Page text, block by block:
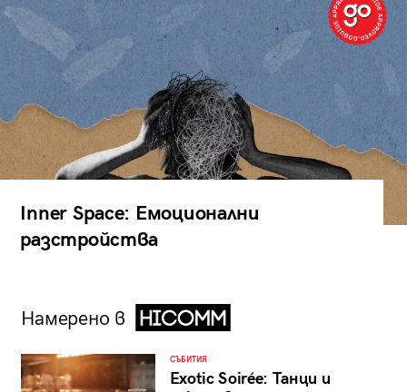
Inner Space: Емоционални
разстройства
Намерено в
СЪБИТИЯ
Exotic Soirée: Танци и